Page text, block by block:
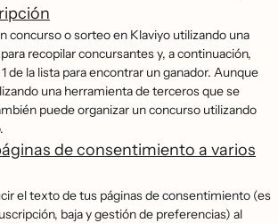
concurso o sorteo en Klaviyo utilizando una
recopilar concursantes y, a continuación,
de la lista para encontrar un ganador. Aunque
una herramienta de terceros que se
puede organizar un concurso utilizando
de consentimiento a varios
el texto de tus páginas de consentimiento (es
baja y gestión de preferencias) al